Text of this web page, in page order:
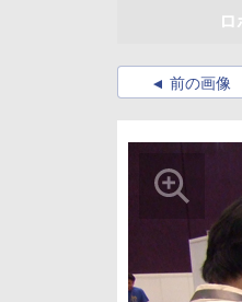
前の画像